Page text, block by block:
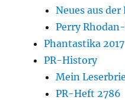
Neues aus
Perry
Phantastika 2017
PR-History
Mein
PR-Heft 2786